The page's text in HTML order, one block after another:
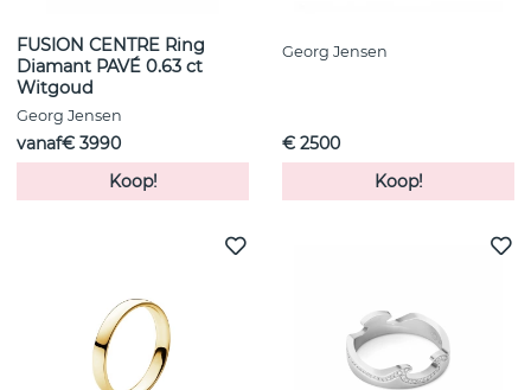
FUSION CENTRE Ring
Diamant PAVÉ 0.63 ct
Witgoud
Georg Jensen
vanaf€ 3990
Koop!
Georg Jensen
€ 2500
Koop!